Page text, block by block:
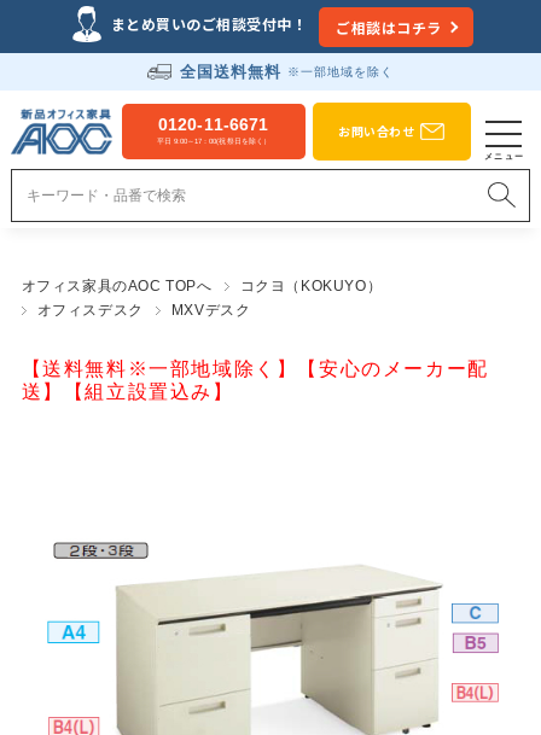
まとめ買いのご相談受付中！ ご相談はコチラ
全国送料無料 ※一部地域を除く
0120-11-6671
平日 9:00～17：00(祝祭日を除く）
お問い合わせ
オフィス家具のAOC TOPへ
コクヨ（KOKUYO）
オフィスデスク
MXVデスク
【送料無料※一部地域除く】【安心のメーカー配
送】【組立設置込み】